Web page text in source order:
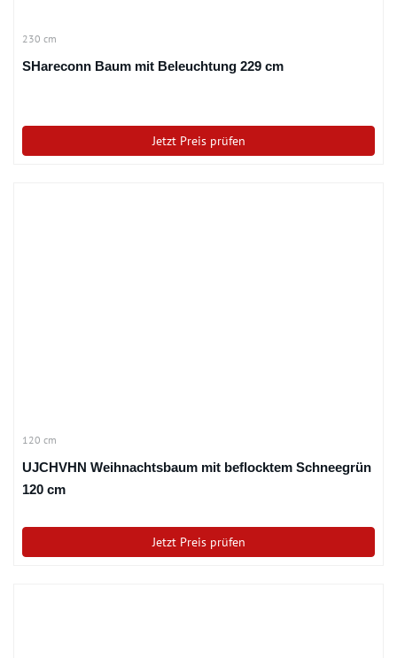
230 cm
SHareconn Baum mit Beleuchtung 229 cm
Jetzt Preis prüfen
120 cm
UJCHVHN Weihnachtsbaum mit beflocktem Schneegrün
120 cm
Jetzt Preis prüfen